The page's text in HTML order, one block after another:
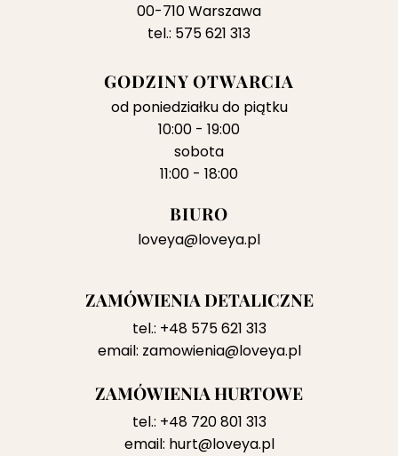
00-710 Warszawa
tel.: 575 621 313
GODZINY OTWARCIA
od poniedziałku do piątku
10:00 - 19:00
sobota
11:00 - 18:00
BIURO
loveya@loveya.pl
ZAMÓWIENIA DETALICZNE
tel.: +48 575 621 313
email: zamowienia@loveya.pl
ZAMÓWIENIA HURTOWE
tel.: +48 720 801 313
email: hurt@loveya.pl